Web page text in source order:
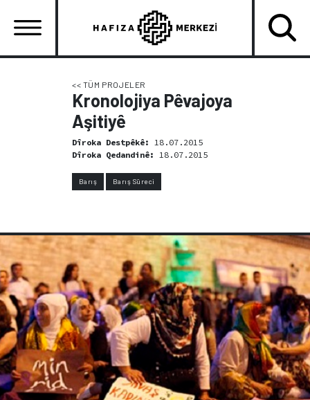
main
<< TÜM PROJELER
Kronolojiya Pêvajoya
Aşitiyê
Dîroka Destpêkê:
18.07.2015
Dîroka Qedandinê: 18.07.2015
Barış Barış Süreci